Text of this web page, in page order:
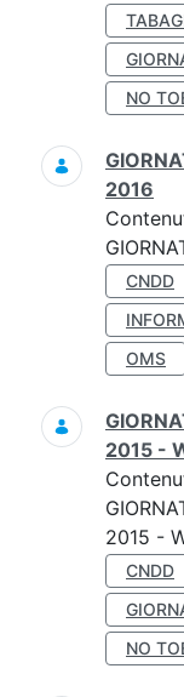
NO
2016
CNDD
OMS
2015 -
2015 -
CNDD
NO